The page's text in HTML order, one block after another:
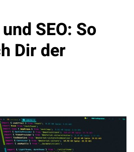
SEO: So
Dir der